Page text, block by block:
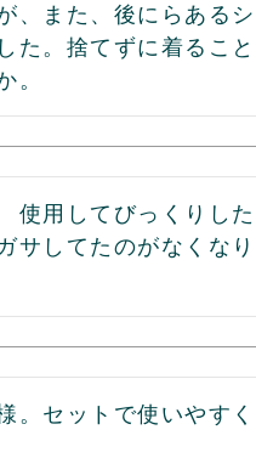
、また、後にらある
た。捨てずに着ること
。
使用してびっくりし
サしてたのがなくな
。セットで使いやす